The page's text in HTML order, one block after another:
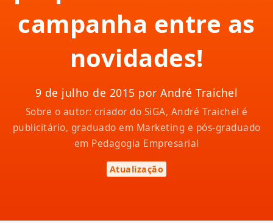
campanha entre as
novidades!
9 de julho de 2015 por André Traichel
Sobre o autor: criador do SiGA, André Traichel é
publicitário, graduado em Marketing e pós-graduado
em Pedagogia Empresarial
Atualização